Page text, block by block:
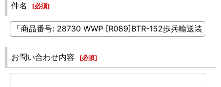
件名 [必須]
お問い合わせ内容 [必須]